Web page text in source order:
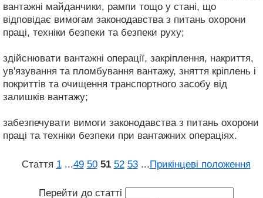
вантажні майданчики, рампи тощо у стані, що
відповідає вимогам законодавства з питань охорони
праці, техніки безпеки та безпеки руху;
здійснювати вантажні операції, закріплення, накриття,
ув'язування та пломбування вантажу, зняття кріплень і
покриттів та очищення транспортного засобу від
залишків вантажу;
забезпечувати вимоги законодавства з питань охорони
праці та техніки безпеки при вантажних операціях.
Стаття 1 ...49 50 51 52 53 ...Прикінцеві положення
Перейти до статті